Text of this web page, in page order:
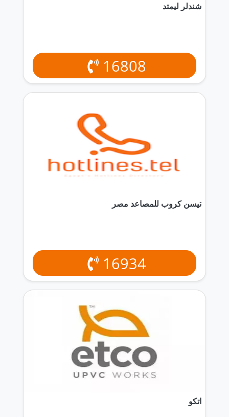
شندلر ليمتد
16808
تيسن كروب للمصاعد مصر
16934
اتكو